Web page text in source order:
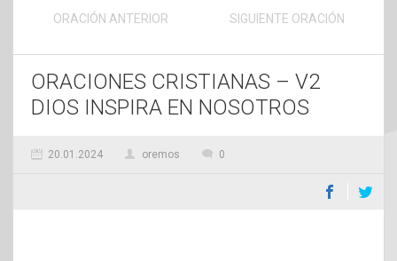
ORACIÓN ANTERIOR SIGUIENTE ORACIÓN
ORACIONES CRISTIANAS – V2
DIOS INSPIRA EN NOSOTROS
20.01.2024 oremos 0